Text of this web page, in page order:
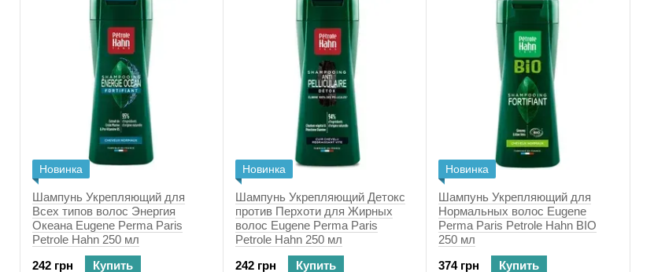
Новинка
Шампунь Укрепляющий для
Всех типов волос Энергия
Океана Eugene Рerma Paris
Petrole Hahn 250 мл
242 грн
Купить
Новинка
Шампунь Укрепляющий Детокс
против Перхоти для Жирных
волос Eugene Рerma Paris
Petrole Hahn 250 мл
242 грн
Купить
Новинка
Шампунь Укрепляющий для
Нормальных волос Eugene
Рerma Paris Petrole Hahn BIO
250 мл
374 грн
Купить